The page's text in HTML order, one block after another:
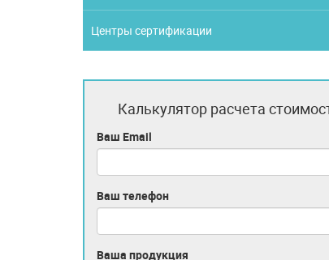
Центры сертификации
Калькулятор расчета
Ваш Email
Ваш телефон
Ваша продукция